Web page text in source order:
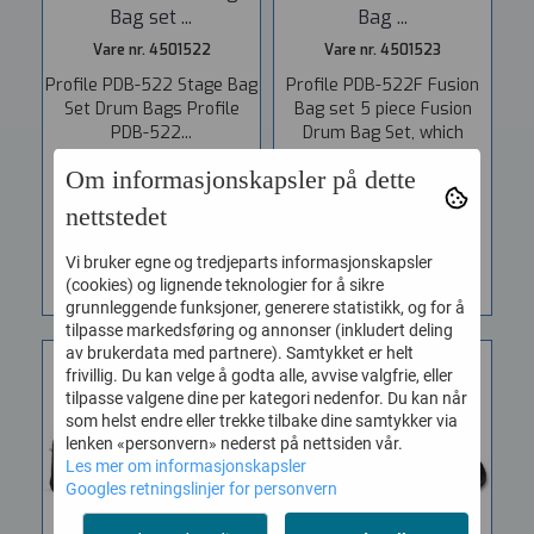
Bag set ...
Vare nr. 4501522
Profile PDB-522 Stage Bag
Set Drum Bags Profile
PDB-522...
3.575,-
KJØP
Bag ...
Vare nr. 4501523
Profile PDB-522F Fusion
Bag set 5 piece Fusion
Drum Bag Set, which
include...
3.425,-
KJØP
Om informasjonskapsler på dette
nettstedet
Vi bruker egne og tredjeparts informasjonskapsler
(cookies) og lignende teknologier for å sikre
grunnleggende funksjoner, generere statistikk, og for å
tilpasse markedsføring og annonser (inkludert deling
av brukerdata med partnere). Samtykket er helt
frivillig. Du kan velge å godta alle, avvise valgfrie, eller
tilpasse valgene dine per kategori nedenfor. Du kan når
som helst endre eller trekke tilbake dine samtykker via
lenken «personvern» nederst på nettsiden vår.
Les mer om informasjonskapsler
Googles retningslinjer for personvern